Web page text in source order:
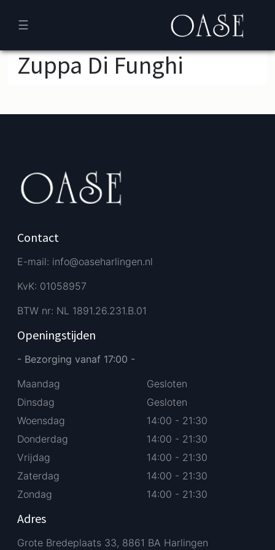
☰
Zuppa Di Funghi
Contact
E-mail: info@oaseharlingen.nl
KvK: 01058957
BTW nr: NL 1891.26.231.B.01
Openingstijden
- Bezorging vanaf 17:00 -
Maandag
Dinsdag
Woensdag
Donderdag
Vrijdag
Zaterdag
Zondag
Gesloten
Gesloten
14:00 - 21:30
14:00 - 21:30
14:00 - 21:30
14:00 - 21:30
14:00 - 21:30
Adres
Grote Bredeplaats 33, 8861 BA Harlingen